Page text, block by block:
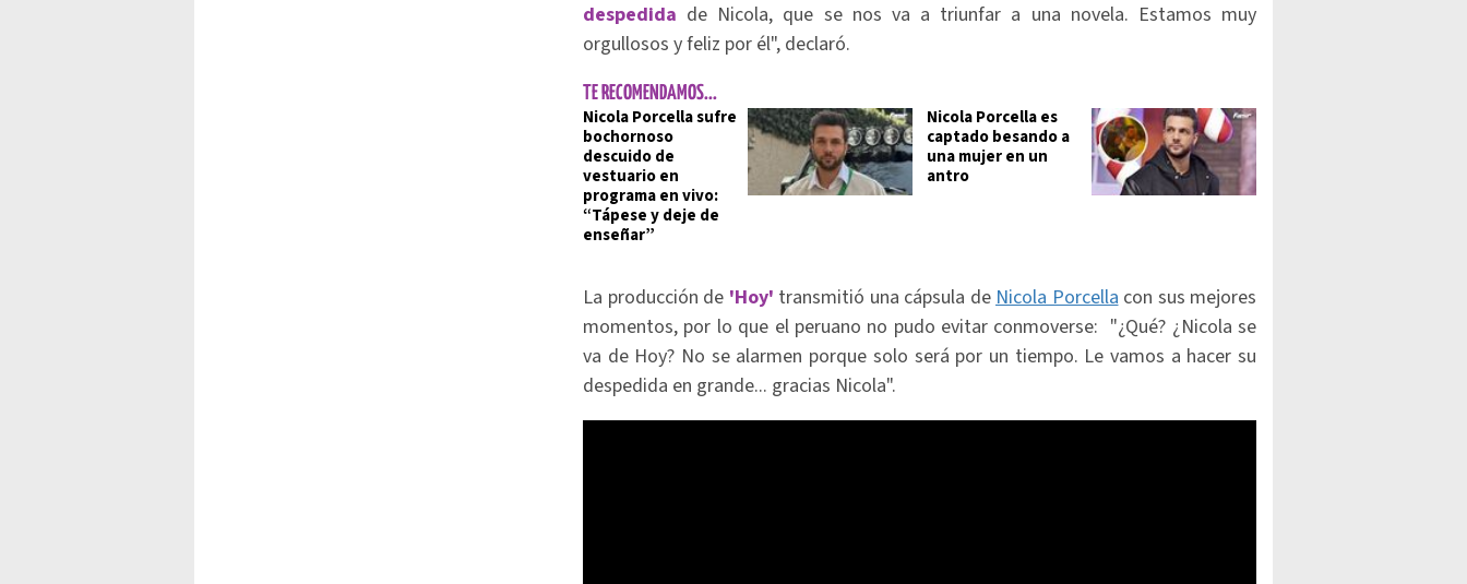
despedida de Nicola, que se nos va a triunfar a una novela. Estamos muy
orgullosos y feliz por él", declaró.
TE RECOMENDAMOS...
Nicola Porcella sufre
bochornoso
descuido de
vestuario en
programa en vivo:
“Tápese y deje de
enseñar”
Nicola Porcella es
captado besando a
una mujer en un
antro
La producción de 'Hoy' transmitió una cápsula deNicola Porcellacon sus mejores
momentos, por lo que el peruano no pudo evitar conmoverse: "¿Qué? ¿Nicola se
va de Hoy? No se alarmen porque solo será por un tiempo. Le vamos a hacer su
despedida en grande... gracias Nicola".